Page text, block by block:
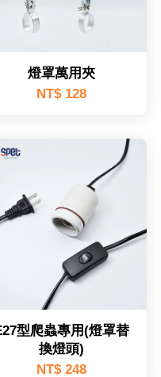
燈罩萬用夾
NT$ 128
型爬蟲專用(燈罩替
換燈頭)
NT$ 248